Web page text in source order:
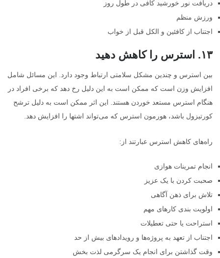
دریافت نور خورشید کافی در طول روز
ورزش منظم
اجتناب از کافئین و الکل قبل از خواب
۱۳. استرس را کاهش دهید
بین استرس و چندین مشکل سلامتی ارتباط وجود دارد. این مسائل شامل
افزایش وزن است که ممکن است به این دلیل رخ دهد که برخی افراد در
هنگام استرس مستعد خوردن هستند. این اثر ممکن است به دلیل ترشح
کورتیزول باشد، هورمون استرس که می‌تواند اشتها را افزایش دهد.
راه‌های کاهش استرس عبارتند از:
انجام تمرینات هوازی
صحبت کردن با یک عزیز
تلاش برای ذهن آگاهی
اولویت بندی کارهای مهم
استراحت یا حتی تعطیلات
اجتناب از تعهد به پروژه‌ها و رویدادهای بیش از حد
وقت گذاشتن برای انجام یک سرگرمی لذت بخش